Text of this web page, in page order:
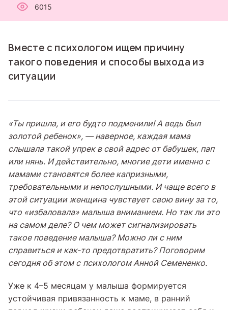
6015
Вместе с психологом ищем причину
такого поведения и способы выхода из
ситуации
«Ты пришла, и его будто подменили! А ведь был
золотой ребенок», — наверное, каждая мама
слышала такой упрек в свой адрес от бабушек, пап
или нянь. И действительно, многие дети именно с
мамами становятся более капризными,
требовательными и непослушными. И чаще всего в
этой ситуации женщина чувствует свою вину за то,
что «избаловала» малыша вниманием. Но так ли это
на самом деле? О чем может сигнализировать
такое поведение малыша? Можно ли с ним
справиться и как-то предотвратить? Поговорим
сегодня об этом с психологом Анной Семененко.
Уже к 4–5 месяцам у малыша формируется
устойчивая привязанность к маме, в ранний